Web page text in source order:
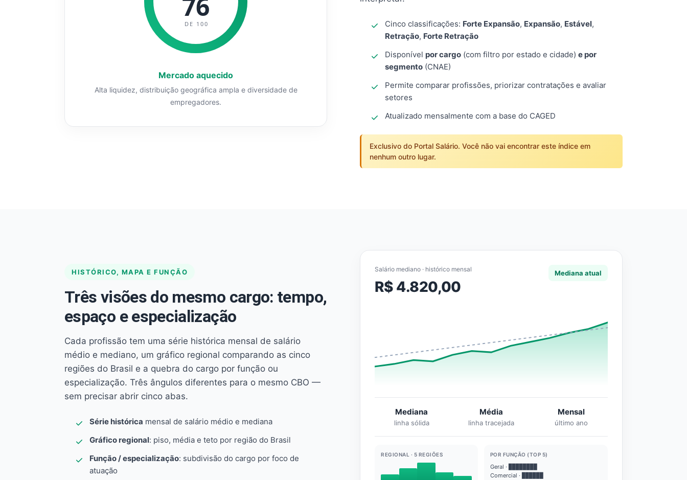
Cinco classificações: Forte Expansão, Expansão, Estável,
Retração, Forte Retração
Disponível por cargo (com filtro por estado e cidade) e por
segmento (CNAE)
Permite comparar profissões, priorizar contratações e avaliar
setores
Atualizado mensalmente com a base do CAGED
Exclusivo do Portal Salário. Você não vai encontrar este índice em
nenhum outro lugar.
DE 100
Mercado aquecido
Alta liquidez, distribuição geográfica ampla e diversidade de
empregadores.
HISTÓRICO, MAPA E FUNÇÃO
Três visões do mesmo cargo: tempo,
espaço e especialização
Cada profissão tem uma série histórica mensal de salário
médio e mediano, um gráfico regional comparando as cinco
regiões do Brasil e a quebra do cargo por função ou
especialização. Três ângulos diferentes para o mesmo CBO —
sem precisar abrir cinco abas.
Série histórica mensal de salário médio e mediana
Gráfico regional: piso, média e teto por região do Brasil
Função / especialização: subdivisão do cargo por foco de
atuação
Salário mediano · histórico mensal
R$ 4.820,00
Mediana atual
Mediana
linha sólida
Média
linha tracejada
Mensal
último ano
REGIONAL · 5 REGIÕES POR FUNÇÃO (TOP 5)
Geral · ████████
Comercial · ██████